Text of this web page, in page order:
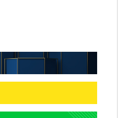
정부, 전 산업에 'AI 옷' 입힌다…AI 로봇 연
1000대 보급 추진
'첫 주연' 정준원 "심판대 올라…많이 걱정
돼"